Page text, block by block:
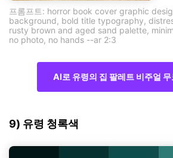
프롬프트: horror book cover graphic
background, bold title typography,
rusty brown and aged sand palette,
no photo, no hands --ar 2:3
AI로 유령의 집 팔레트 비주얼
9) 유령 청록색